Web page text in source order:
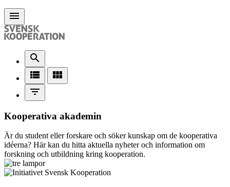
menu
search
view_list
view_module
filter_list
Kooperativa akademin
Är du student eller forskare och söker kunskap om de kooperativa
idéerna? Här kan du hitta aktuella nyheter och information om
forskning och utbildning kring kooperation.